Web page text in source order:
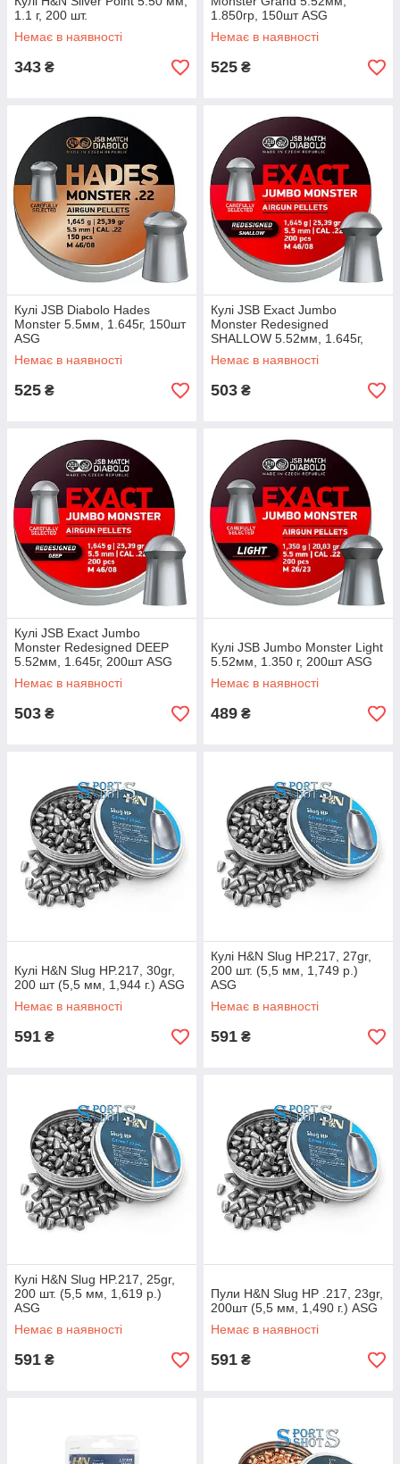
1.1 г, 200 шт.
Немає в наявності
343 ₴
1.850гр, 150шт ASG
Немає в наявності
525 ₴
Кулі JSB Diabolo Hades
Monster 5.5мм, 1.645г, 150шт
ASG
Немає в наявності
525 ₴
Кулі JSB Exact Jumbo
Monster Redesigned
SHALLOW 5.52мм, 1.645г,
200шт ASG
Немає в наявності
503 ₴
Кулі JSB Exact Jumbo
Monster Redesigned DEEP
5.52мм, 1.645г, 200шт ASG
Немає в наявності
503 ₴
Кулі JSB Jumbo Monster Light
5.52мм, 1.350 г, 200шт ASG
Немає в наявності
489 ₴
Кулі H&N Slug HP.217, 30gr,
200 шт (5,5 мм, 1,944 г.) ASG
Немає в наявності
591 ₴
Кулі H&N Slug HP.217, 27gr,
200 шт. (5,5 мм, 1,749 р.)
ASG
Немає в наявності
591 ₴
Кулі H&N Slug HP.217, 25gr,
200 шт. (5,5 мм, 1,619 р.)
ASG
Немає в наявності
591 ₴
Пули H&N Slug HP .217, 23gr,
200шт (5,5 мм, 1,490 г.) ASG
Немає в наявності
591 ₴